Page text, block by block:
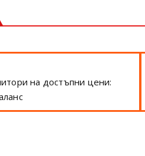
на достъпни цени: